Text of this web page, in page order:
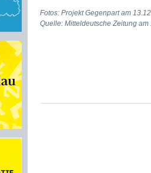
Fotos: Projekt Gegenpart am
Quelle: Mitteldeutsche Zeitung